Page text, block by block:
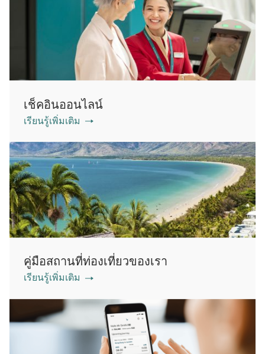
เช็คอินออนไลน์
เรียนรู้เพิ่มเติม
คู่มือสถานที่ท่องเที่ยวของเรา
เรียนรู้เพิ่มเติม